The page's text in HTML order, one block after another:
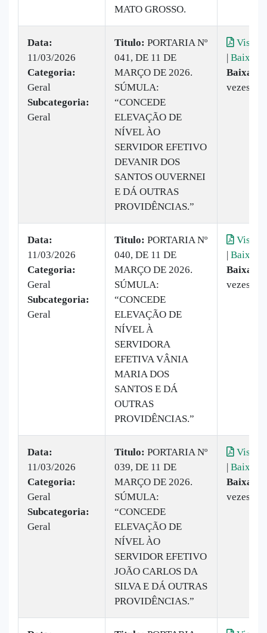
MATO GROSSO.
Data:
11/03/2026
Categoria:
Geral
Subcategoria:
Geral
Titulo: PORTARIA Nº
041, DE 11 DE
MARÇO DE 2026.
SÚMULA:
“CONCEDE
ELEVAÇÃO DE
NÍVEL ÀO
SERVIDOR EFETIVO
DEVANIR DOS
SANTOS OUVERNEI
E DÁ OUTRAS
PROVIDÊNCIAS.”
| Baixar
Baixado:
vezes
Data:
11/03/2026
Categoria:
Geral
Subcategoria:
Geral
Titulo: PORTARIA Nº
040, DE 11 DE
MARÇO DE 2026.
SÚMULA:
“CONCEDE
ELEVAÇÃO DE
NÍVEL À
SERVIDORA
EFETIVA VÂNIA
MARIA DOS
SANTOS E DÁ
OUTRAS
PROVIDÊNCIAS.”
| Baixar
Baixado:
vezes
Data:
11/03/2026
Categoria:
Geral
Subcategoria:
Geral
Titulo: PORTARIA Nº
039, DE 11 DE
MARÇO DE 2026.
SÚMULA:
“CONCEDE
ELEVAÇÃO DE
NÍVEL ÀO
SERVIDOR EFETIVO
JOÃO CARLOS DA
SILVA E DÁ OUTRAS
PROVIDÊNCIAS.”
| Baixar
Baixado:
vezes